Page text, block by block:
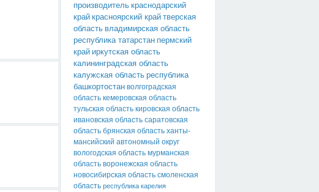
производитель краснодарский
край красноярский край тверская
область владимирская область
республика татарстан пермский
край иркутская область
калининградская область
калужская область республика
башкортостан волгоградская
область кемеровская область
тульская область кировская область
ивановская область саратовская
область брянская область ханты-
мансийский автономный округ
вологодская область мурманская
область воронежская область
новосибирская область смоленская
область республика карелия